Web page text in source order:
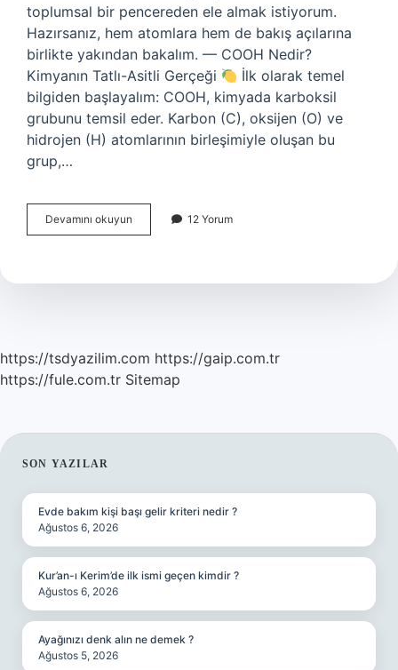
toplumsal bir pencereden ele almak istiyorum.
Hazırsanız, hem atomlara hem de bakış açılarına
birlikte yakından bakalım. — COOH Nedir?
Kimyanın Tatlı-Asitli Gerçeği
İlk olarak temel
bilgiden başlayalım: COOH, kimyada karboksil
grubunu temsil eder. Karbon (C), oksijen (O) ve
hidrojen (H) atomlarının birleşimiyle oluşan bu
grup,…
Devamını okuyun Karboksil
ne
?
12 Yorum
https://tsdyazilim.com https://gaip.com.tr
https://fule.com.tr Sitemap
SIDEBAR
SON YAZILAR
Evde bakım kişi başı gelir kriteri nedir ?
Ağustos 6, 2026
Kur’an-ı Kerim’de ilk ismi geçen kimdir ?
Ağustos 6, 2026
Ayağınızı denk alın ne demek ?
Ağustos 5, 2026